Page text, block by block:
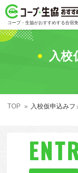
コープ・生協おすすめ
コープ・生協がおすすめする合宿
HOME
コープ・生協おす
普通車
大型二輪
エリアで探す
東北エリア
キャンペーンで探
地域
入校
TOP 入校仮申込みフ